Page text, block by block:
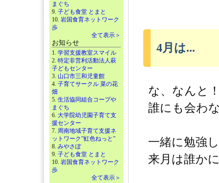
まぐち
9. 子ども食堂 とまと
10. 岩国食育ネットワーク
歩
全て表示＞
お知らせ
1. 学習支援教室スマイル
2. 特定非営利活動法人萩
子どもセンター
3. 山口市三和児童館
4. 子育てサークル 菜の花
畑
5. 生活協同組合コープや
まぐち
6. 大学院幼児園子育て支
援センター
7. 周南地域子育て支援ネ
ットワーク”虹色ねっと”
8. みやさぽ
9. 子ども食堂 とまと
10. 岩国食育ネットワーク
歩
全て表示＞
4月は...
な、なんと
誰にも会わ
一緒に勉強
来月は誰か